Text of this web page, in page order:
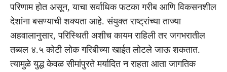
परिणाम होत असून, याचा सर्वाधिक फटका गरीब आणि विकसनशील
देशांना बसण्याची शक्यता आहे. संयुक्त राष्ट्रांच्या ताज्या
अहवालानुसार, परिस्थिती अशीच कायम राहिली तर जगभरातील
तब्बल ४.५ कोटी लोक गरिबीच्या खाईत लोटले जाऊ शकतात.
त्यामुळे युद्ध केवळ सीमांपुरते मर्यादित न राहता आता जागतिक